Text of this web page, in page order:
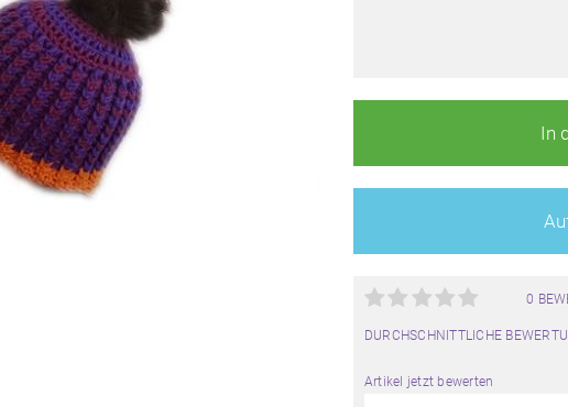
In
0
DURCHSCHNITTLICHE
Artikel jetzt bewerten